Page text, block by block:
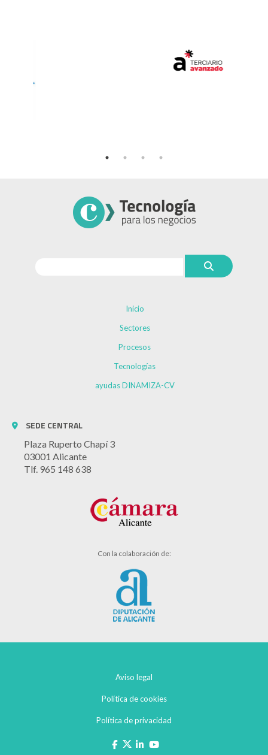
Inicio
Sectores
Procesos
Tecnologías
ayudas DINAMIZA-CV
SEDE CENTRAL
Plaza Ruperto Chapí 3
03001 Alicante
Tlf. 965 148 638
Con la colaboración de:
Aviso legal
Política de cookies
Política de privacidad